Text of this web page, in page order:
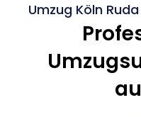
Umzug Köln